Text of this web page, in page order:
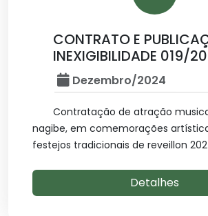
CONTRATO E
INEXIGIBILIDADE 019/
Dezembro/2024
Contratação de atração
nagibe, em comemorações
festejos tradicionais de reveillon
Detalhes